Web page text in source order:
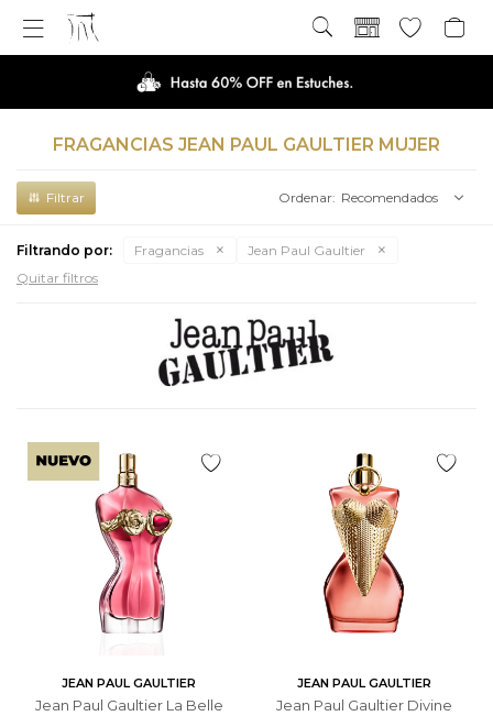

FRAGANCIAS JEAN PAUL GAULTIER MUJER
Recomendados
Filtrando por: Fragancias
Jean Paul Gaultier
Quitar filtros
JEAN PAUL GAULTIER
Jean Paul Gaultier La Belle
JEAN PAUL GAULTIER
Jean Paul Gaultier Divine